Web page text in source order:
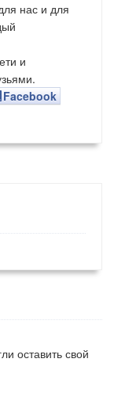
нас и для
и
Facebook
оставить свой